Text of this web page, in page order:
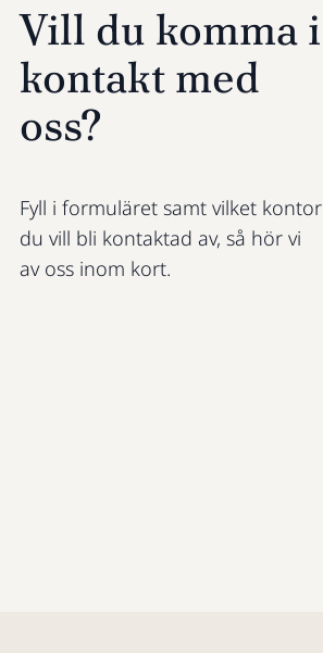
Vill du komma i
kontakt med
oss?
Fyll i formuläret samt vilket kontor
du vill bli kontaktad av, så hör vi
av oss inom kort.